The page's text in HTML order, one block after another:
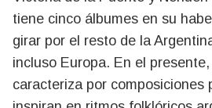
tiene cinco álbumes en su
girar por el resto de la
incluso Europa. En el
caracteriza por composiciones